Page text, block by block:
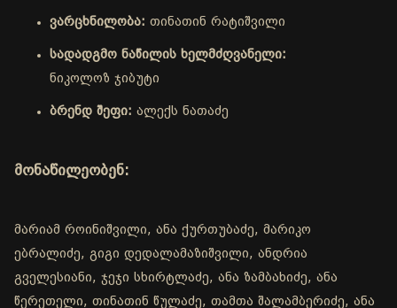
ვარცხნილობა: თინათინ რატიშვილი
სადადგმო ნაწილის ხელმძღვანელი:
ნიკოლოზ ჯიბუტი
ბრენდ შეფი: ალექს ნათაძე
მონაწილეობენ:
მარიამ როინიშვილი, ანა ქურთუბაძე, მარიკო
ებრალიძე, გიგი დედალამაზიშვილი, ანდრია
გველესიანი, ჯეჯი სხირტლაძე, ანა ზამბახიძე, ანა
წერეთელი, თინათინ წულაძე, თამთა შალამბერიძე, ანა